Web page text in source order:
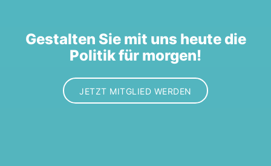
Gestalten Sie mit uns heute die
Politik für morgen!
JETZT MITGLIED WERDEN